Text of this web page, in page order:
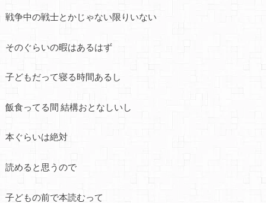
戦争中の戦士とかじゃない限りいない
そのぐらいの暇はあるはず
子どもだって寝る時間あるし
飯食ってる間 結構おとなしいし
本ぐらいは絶対
読めると思うので
子どもの前で本読むって